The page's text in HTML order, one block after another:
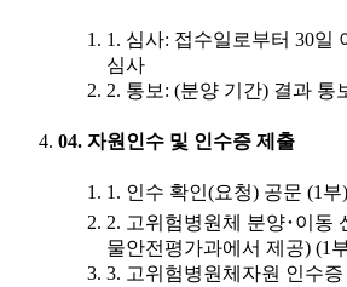
1. 심사: 접수일로부터 30일
심사
2. 통보: (분양 기간) 결과 통
04. 자원인수 및 인수증 제출
1. 인수 확인(요청) 공문 (1부)
2. 고위험병원체 분양･이동
물안전평가과에서 제공) (1
3. 고위험병원체자원 인수증